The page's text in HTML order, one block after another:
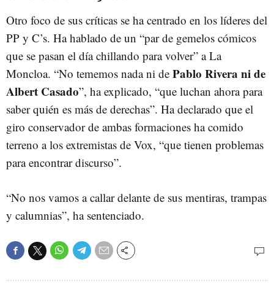
Otro foco de sus críticas se ha centrado en los líderes del
PP y C’s. Ha hablado de un “par de gemelos cómicos
que se pasan el día chillando para volver” a La
Moncloa. “No tememos nada ni de Pablo Rivera ni de
Albert Casado”, ha explicado, “que luchan ahora para
saber quién es más de derechas”. Ha declarado que el
giro conservador de ambas formaciones ha comido
terreno a los extremistas de Vox, “que tienen problemas
para encontrar discurso”.
“No nos vamos a callar delante de sus mentiras, trampas
y calumnias”, ha sentenciado.